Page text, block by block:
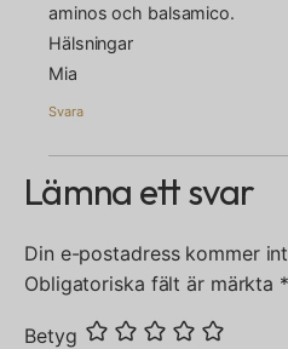
aminos och balsamico.
Hälsningar
Mia
Svara
Lämna ett svar
Din e-postadress kommer
Obligatoriska fält är märkta *
Betyg